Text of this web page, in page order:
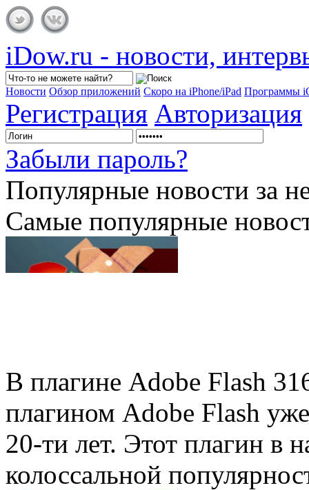
iDow.ru - новости,
Новости Обзор приложений Скоро на iPhone/iPad Программы
Регистрация Авторизация
Забыли пароль?
Популярные новости за
Самые популярные
В плагине Adobe Flash
плагином Adobe Flash
20-ти лет. Этот плагин в
колоссальной